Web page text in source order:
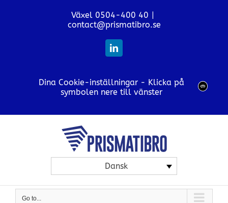
Växel 0504-400 40 |
contact@prismatibro.se
LinkedIn
Dina Cookie-inställningar - Klicka på
symbolen nere till vänster
Dansk
Go to...